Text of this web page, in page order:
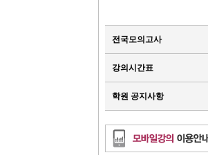
전국모의고사
강의시간표
학원 공지사항